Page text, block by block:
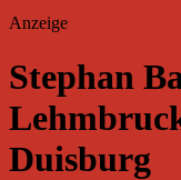
Anzeige
Stephan
Duisburg